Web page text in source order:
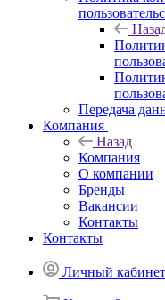
Передача
Компания
Назад
Компания
О компании
Бренды
Вакансии
Контакты
Контакты
Личный кабинет